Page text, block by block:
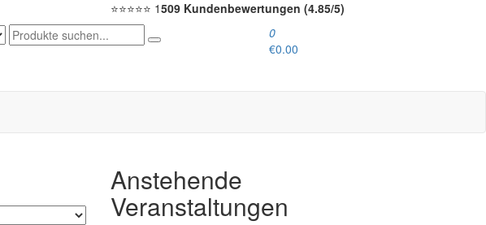
⭐⭐⭐⭐⭐ 1509 Kundenbewertungen (4.85/5)
0
€0.00
Anstehende
Veranstaltungen